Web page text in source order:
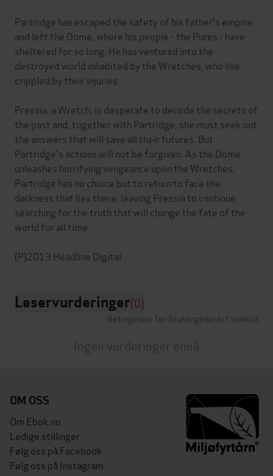
Partridge has escaped the safety of his father's empire
and left the Dome, where his people - the Pures - have
sheltered for so long. He has ventured into the
destroyed world inhabited by the Wretches, who live
crippled by their injuries.
Pressia, a Wretch, is desperate to decode the secrets of
the past and, together with Partridge, she must seek out
the answers that will save all their futures. But
Partridge's actions will not be forgiven. As the Dome
unleashes horrifying vengeance upon the Wretches,
Partridge has no choice but to return to face the
darkness that lies there, leaving Pressia to continue
searching for the truth that will change the fate of the
world for all time.
Leservurderinger(0)
Betingelser for brukergenerert innhold
Ingen vurderinger ennå
OM OSS
Om Ebok.no
Ledige stillinger
Følg oss på Facebook
Følg oss på Instagram